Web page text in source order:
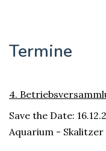
Termine
4.
Save the Date:
Aquarium - Skalitzer